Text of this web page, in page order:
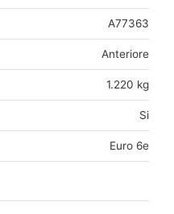
A77363
Anteriore
1.220 kg
Si
Euro 6e